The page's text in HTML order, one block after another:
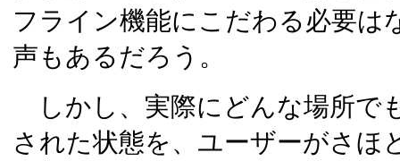
フライン機能にこだわる必要は
声もあるだろう。
しかし、実際にどんな場所で
された状態を、ユーザーがさほ